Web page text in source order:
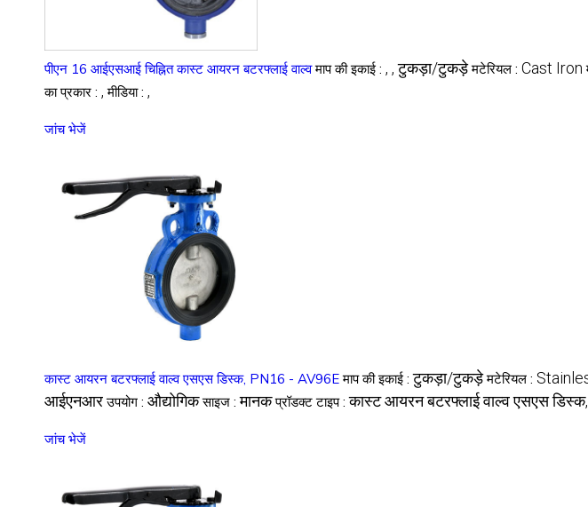
पीएन 16 आईएसआई चिह्नित कास्ट आयरन बटरफ्लाई वाल्व माप की इकाई : , , टुकड़ा/टुकड़े मटेरियल : Cast Iron
का प्रकार : , मीडिया : ,
जांच भेजें
कास्ट आयरन बटरफ्लाई वाल्व एसएस डिस्क, PN16 - AV96E माप की इकाई :टुकड़ा/टुकड़े मटेरियल :
आईएनआर उपयोग : औद्योगिक साइज :मानक प्रॉडक्ट टाइप :कास्ट आयरन बटरफ्लाई वाल्व एसएस
जांच भेजें